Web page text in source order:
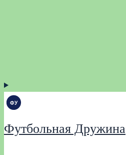
Футбольная Дружина